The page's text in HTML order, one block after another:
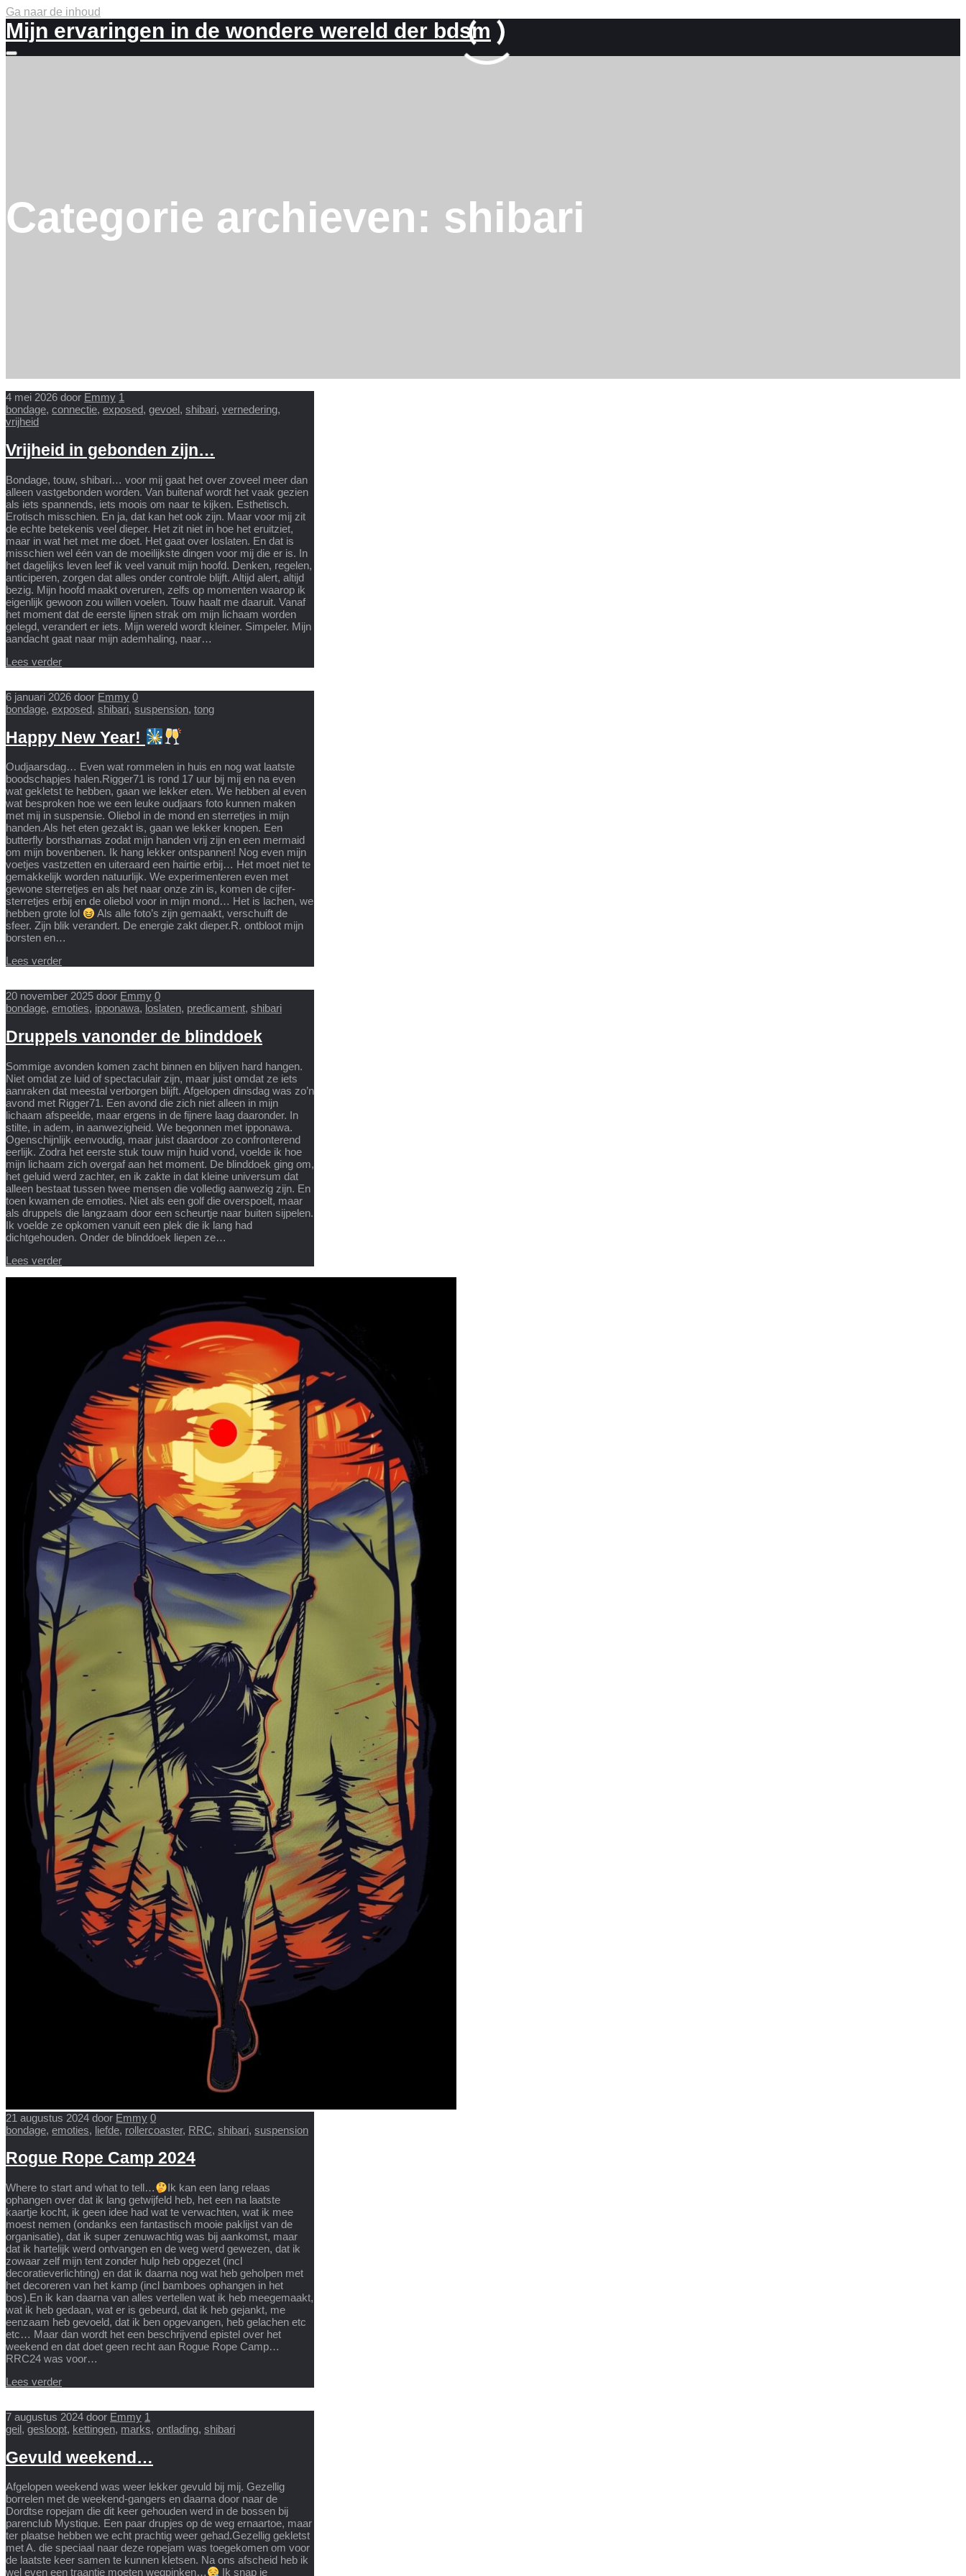
Ga naar de inhoud
Mijn ervaringen in de wondere wereld der bdsm
Meer
Categorie archieven: shibari
4 mei 2026 door Emmy 1
bondage, connectie, exposed, gevoel, shibari, vernedering,
vrijheid
Vrijheid in gebonden zijn…
Bondage, touw, shibari… voor mij gaat het over zoveel meer dan
alleen vastgebonden worden. Van buitenaf wordt het vaak gezien
als iets spannends, iets moois om naar te kijken. Esthetisch.
Erotisch misschien. En ja, dat kan het ook zijn. Maar voor mij zit
de echte betekenis veel dieper. Het zit niet in hoe het eruitziet,
maar in wat het met me doet. Het gaat over loslaten. En dat is
misschien wel één van de moeilijkste dingen voor mij die er is. In
het dagelijks leven leef ik veel vanuit mijn hoofd. Denken, regelen,
anticiperen, zorgen dat alles onder controle blijft. Altijd alert, altijd
bezig. Mijn hoofd maakt overuren, zelfs op momenten waarop ik
eigenlijk gewoon zou willen voelen. Touw haalt me daaruit. Vanaf
het moment dat de eerste lijnen strak om mijn lichaam worden
gelegd, verandert er iets. Mijn wereld wordt kleiner. Simpeler. Mijn
aandacht gaat naar mijn ademhaling, naar…
Lees verder
6 januari 2026 door Emmy 0
bondage, exposed, shibari, suspension, tong
Happy New Year!
Oudjaarsdag… Even wat rommelen in huis en nog wat laatste
boodschapjes halen.Rigger71 is rond 17 uur bij mij en na even
wat gekletst te hebben, gaan we lekker eten. We hebben al even
wat besproken hoe we een leuke oudjaars foto kunnen maken
met mij in suspensie. Oliebol in de mond en sterretjes in mijn
handen.Als het eten gezakt is, gaan we lekker knopen. Een
butterfly borstharnas zodat mijn handen vrij zijn en een mermaid
om mijn bovenbenen. Ik hang lekker ontspannen! Nog even mijn
voetjes vastzetten en uiteraard een hairtie erbij… Het moet niet te
gemakkelijk worden natuurlijk. We experimenteren even met
gewone sterretjes en als het naar onze zin is, komen de cijfer-
sterretjes erbij en de oliebol voor in mijn mond… Het is lachen, we
hebben grote lol
Als alle foto’s zijn gemaakt, verschuift de
sfeer. Zijn blik verandert. De energie zakt dieper.R. ontbloot mijn
borsten en…
Lees verder
20 november 2025 door Emmy 0
bondage, emoties, ipponawa, loslaten, predicament, shibari
Druppels vanonder de blinddoek
Sommige avonden komen zacht binnen en blijven hard hangen.
Niet omdat ze luid of spectaculair zijn, maar juist omdat ze iets
aanraken dat meestal verborgen blijft. Afgelopen dinsdag was zo’n
avond met Rigger71. Een avond die zich niet alleen in mijn
lichaam afspeelde, maar ergens in de fijnere laag daaronder. In
stilte, in adem, in aanwezigheid. We begonnen met ipponawa.
Ogenschijnlijk eenvoudig, maar juist daardoor zo confronterend
eerlijk. Zodra het eerste stuk touw mijn huid vond, voelde ik hoe
mijn lichaam zich overgaf aan het moment. De blinddoek ging om,
het geluid werd zachter, en ik zakte in dat kleine universum dat
alleen bestaat tussen twee mensen die volledig aanwezig zijn. En
toen kwamen de emoties. Niet als een golf die overspoelt, maar
als druppels die langzaam door een scheurtje naar buiten sijpelen.
Ik voelde ze opkomen vanuit een plek die ik lang had
dichtgehouden. Onder de blinddoek liepen ze…
Lees verder
21 augustus 2024 door Emmy 0
bondage, emoties, liefde, rollercoaster, RRC, shibari, suspension
Rogue Rope Camp 2024
Where to start and what to tell…
Ik kan een lang relaas
ophangen over dat ik lang getwijfeld heb, het een na laatste
kaartje kocht, ik geen idee had wat te verwachten, wat ik mee
moest nemen (ondanks een fantastisch mooie paklijst van de
organisatie), dat ik super zenuwachtig was bij aankomst, maar
dat ik hartelijk werd ontvangen en de weg werd gewezen, dat ik
zowaar zelf mijn tent zonder hulp heb opgezet (incl
decoratieverlichting) en dat ik daarna nog wat heb geholpen met
het decoreren van het kamp (incl bamboes ophangen in het
bos).En ik kan daarna van alles vertellen wat ik heb meegemaakt,
wat ik heb gedaan, wat er is gebeurd, dat ik heb gejankt, me
eenzaam heb gevoeld, dat ik ben opgevangen, heb gelachen etc
etc… Maar dan wordt het een beschrijvend epistel over het
weekend en dat doet geen recht aan Rogue Rope Camp…
RRC24 was voor…
Lees verder
7 augustus 2024 door Emmy 1
geil, gesloopt, kettingen, marks, ontlading, shibari
Gevuld weekend…
Afgelopen weekend was weer lekker gevuld bij mij. Gezellig
borrelen met de weekend-gangers en daarna door naar de
Dordtse ropejam die dit keer gehouden werd in de bossen bij
parenclub Mystique. Een paar drupjes op de weg ernaartoe, maar
ter plaatse hebben we echt prachtig weer gehad.Gezellig gekletst
met A. die speciaal naar deze ropejam was toegekomen om voor
de laatste keer samen te kunnen kletsen. Na ons afscheid heb ik
wel even een traantje moeten wegpinken…
Ik snap je